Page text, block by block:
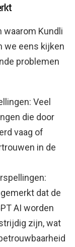
waarom Kundli
we eens kijken
problemen
Veel
die door
vaag of
in de
dat de
AI worden
zijn, wat